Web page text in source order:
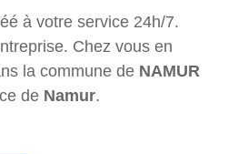
à votre service 24h/7.
Chez vous en
la commune de NAMUR
de Namur.